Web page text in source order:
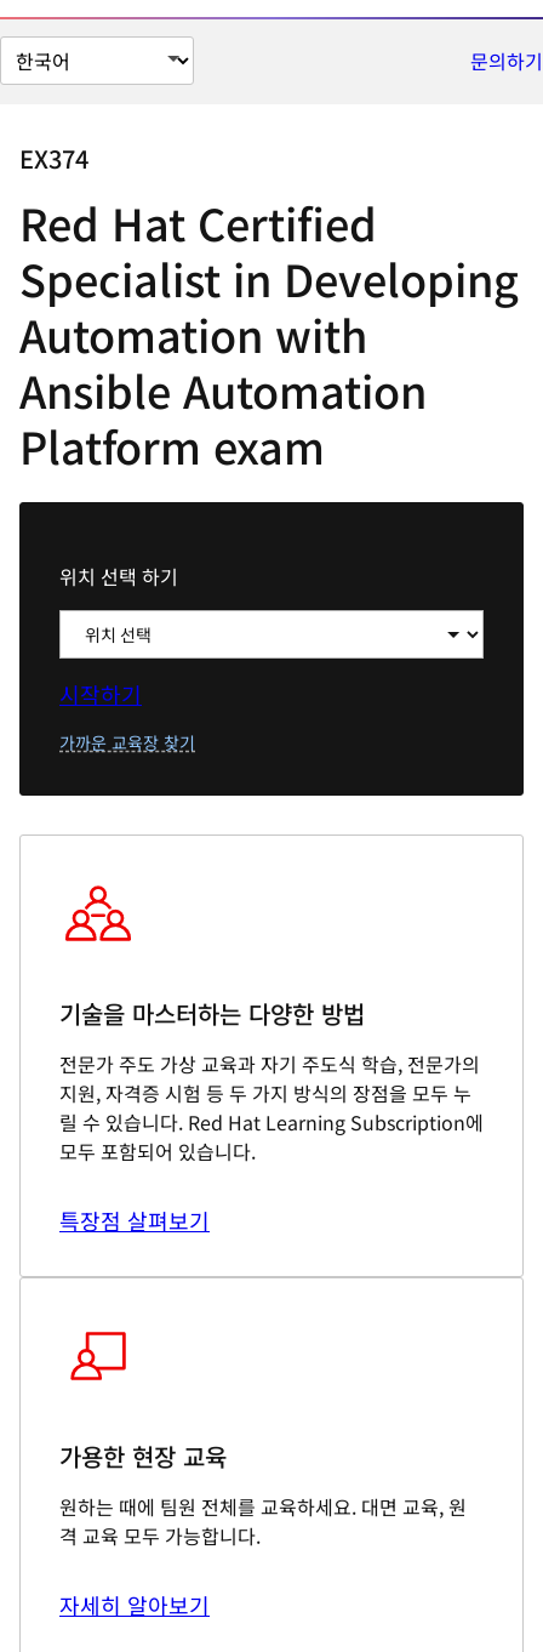
페
이
문의하기
EX374
Red Hat Certified
Specialist in Developing
Automation with
Ansible Automation
Platform exam
위치 선택 하기
시작하기
가까운 교육장 찾기
기술을 마스터하는 다양한 방법
전문가 주도 가상 교육과 자기 주도식 학습, 전문가의
지원, 자격증 시험 등 두 가지 방식의 장점을 모두 누
릴 수 있습니다. Red Hat Learning Subscription에
모두 포함되어 있습니다.
특장점 살펴보기
가용한 현장 교육
원하는 때에 팀원 전체를 교육하세요. 대면 교육, 원
격 교육 모두 가능합니다.
자세히 알아보기